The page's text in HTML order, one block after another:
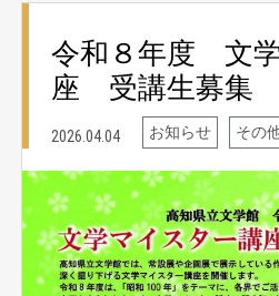
令和８年度 文
座 受講生募集
2026.04.04 お知らせ その